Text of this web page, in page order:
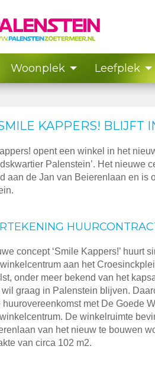
Woonplek Leefplek
KAPPERS! BLIJFT
opent een winkel in het
Palenstein’. Het nieuwe
aan de Jan van Beierenlaan en is
concept ‘Smile Kappers!’ huurt
aan het
onder meer bekend van het
graag in Palenstein blijven.
huurovereenkomst met De Goede
De winkelruimte
van het nieuw te bouwen
van circa 102 m2.